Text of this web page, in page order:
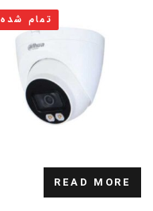
تمام شده
READ MORE